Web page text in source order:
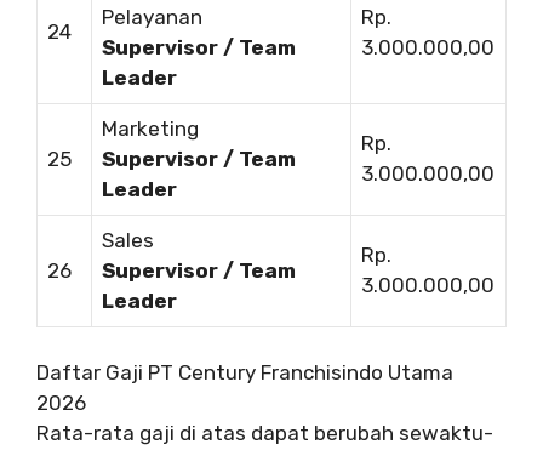
24
Pelayanan
Supervisor / Team
Leader
Rp.
3.000.000,00
25
Marketing
Supervisor / Team
Leader
Rp.
3.000.000,00
26
Sales
Supervisor / Team
Leader
Rp.
3.000.000,00
Daftar Gaji PT Century Franchisindo Utama
2026
Rata-rata gaji di atas dapat berubah sewaktu-